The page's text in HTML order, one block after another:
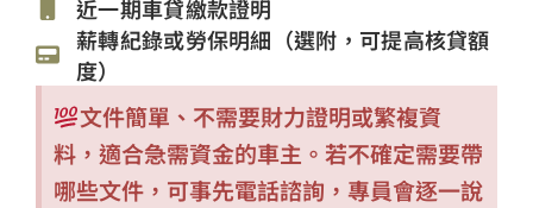
近一期車貸繳款證明
薪轉紀錄或勞保明細（選附，可提高核貸額
度）
文件簡單、不需要財力證明或繁複資
料，適合急需資金的車主。若不確定需要帶
哪些文件，可事先電話諮詢，專員會逐一說